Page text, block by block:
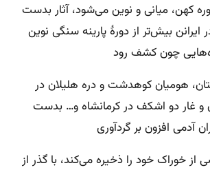
کهن، میانی و نوین می‌شود، آثار بدست
ایرانن بیش‌تر از دورهٔ پارینه سنگی نوین
چون کشف رود
هومیان کوهدشت و دره هلیلان در
و غار دو اشکف در کرمانشاه و… بدست
آدمی افزون بر گردآوری
خوراک خود را ذخیره می‌کند، با گذر از